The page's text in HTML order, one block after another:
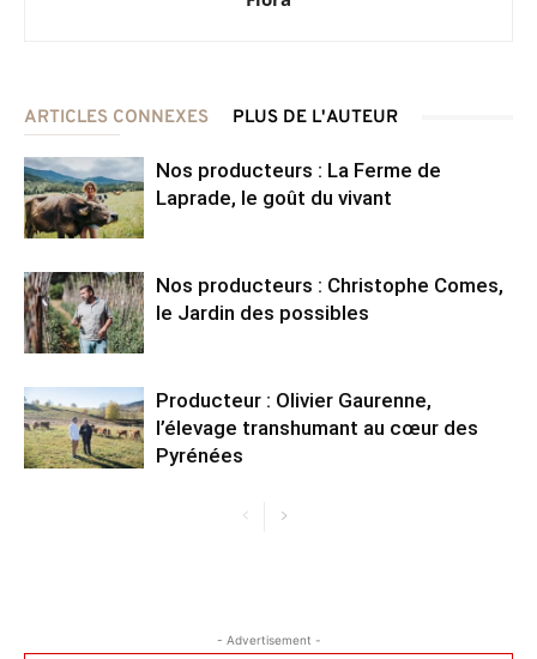
ARTICLES CONNEXES PLUS DE L'AUTEUR
Nos producteurs : La Ferme de
Laprade, le goût du vivant
Nos producteurs : Christophe Comes,
le Jardin des possibles
Producteur : Olivier Gaurenne,
l’élevage transhumant au cœur des
Pyrénées
- Advertisement -